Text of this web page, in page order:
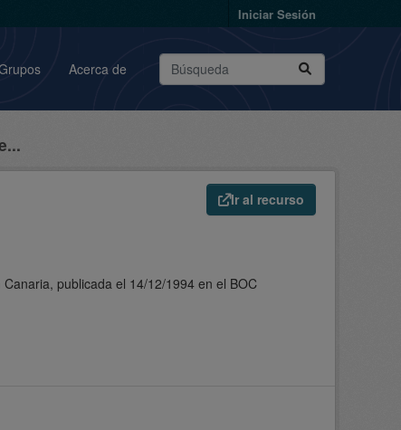
Iniciar Sesión
Acerca de
Ir al recurso
publicada el 14/12/1994 en el BOC